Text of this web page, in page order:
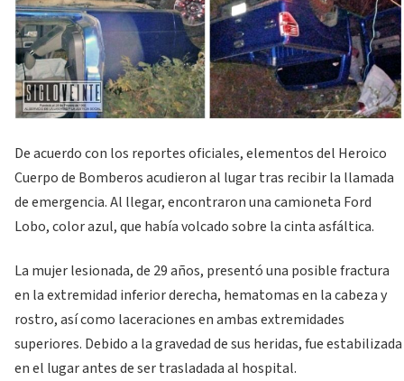
De acuerdo con los reportes oficiales, elementos del Heroico
Cuerpo de Bomberos acudieron al lugar tras recibir la llamada
de emergencia. Al llegar, encontraron una camioneta Ford
Lobo, color azul, que había volcado sobre la cinta asfáltica.
La mujer lesionada, de 29 años, presentó una posible fractura
en la extremidad inferior derecha, hematomas en la cabeza y
rostro, así como laceraciones en ambas extremidades
superiores. Debido a la gravedad de sus heridas, fue estabilizada
en el lugar antes de ser trasladada al hospital.